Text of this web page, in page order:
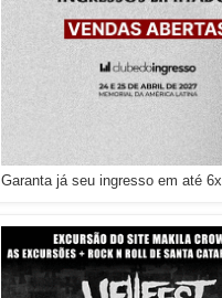
Garanta já seu ingresso em até 6x